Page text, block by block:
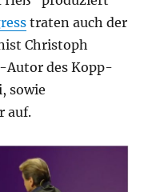
traten auch der
Christoph
des Kopp-
sowie
auf.